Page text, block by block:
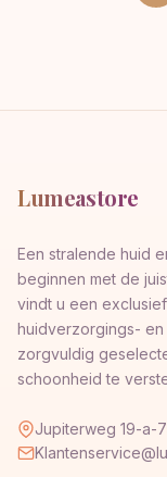
Lumeastore
Een stralende huid
beginnen met de
vindt u een
huidverzorgings-
zorgvuldig
schoonheid te
Jupiterweg 19-a-